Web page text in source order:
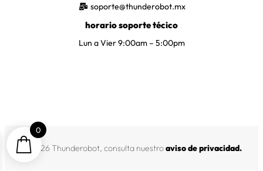
soporte@thunderobot.mx
horario soporte técico
Lun a Vier 9:00am – 5:00pm
© 2026 Thunderobot, consulta nuestroaviso de privacidad.
0